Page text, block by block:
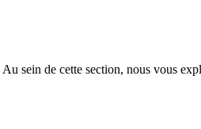
sein de cette section, nous vous